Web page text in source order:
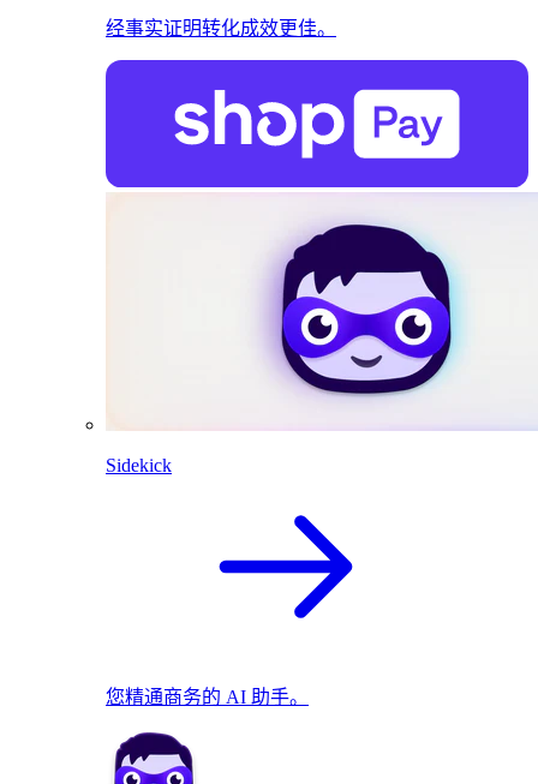
经事实证明转化成效更佳。
Sidekick
您精通商务的 AI 助手。